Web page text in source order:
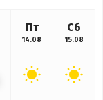
Пт
14.08
Сб
15.08